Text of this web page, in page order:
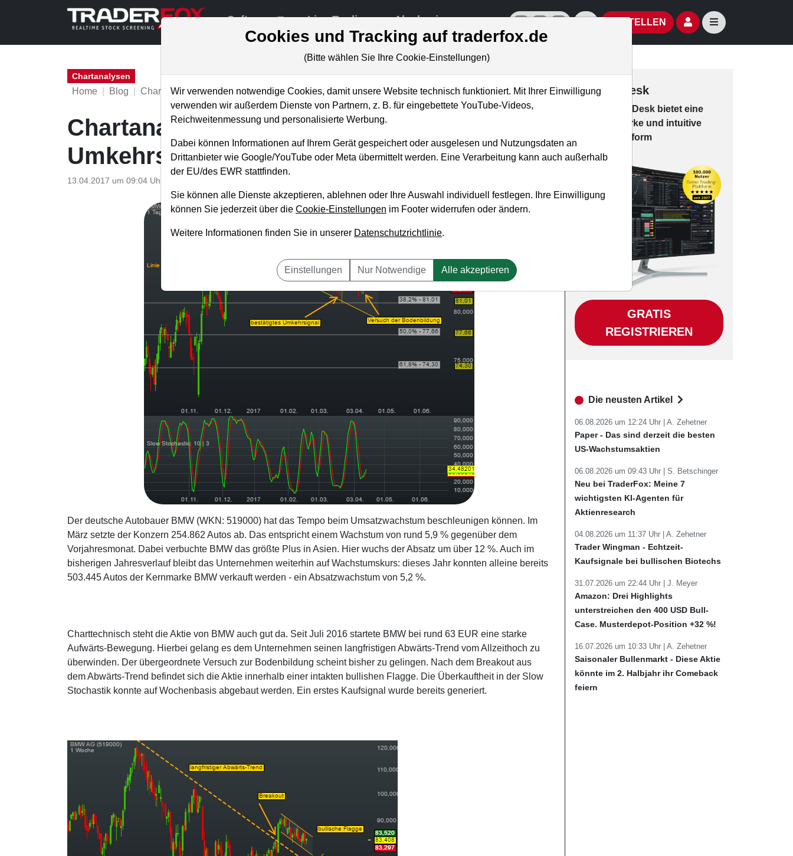
Software Live-Trading Akademie offizielle Social Media-AccountsAktien- und Artikelsuche öffnen
BESTELLEN Seitennavigation
Chartanalysen
Home Blog Chartanalysen
Chartanalyse BMW: Bestätigtes
Umkehrsignal?
13.04.2017 um 09:04 Uhr
Der deutsche Autobauer BMW (WKN: 519000) hat das Tempo beim Umsatzwachstum beschleunigen können. Im
März setzte der Konzern 254.862 Autos ab. Das entspricht einem Wachstum von rund 5,9 % gegenüber dem
Vorjahresmonat. Dabei verbuchte BMW das größte Plus in Asien. Hier wuchs der Absatz um über 12 %. Auch im
bisherigen Jahresverlauf bleibt das Unternehmen weiterhin auf Wachstumskurs: dieses Jahr konnten alleine bereits
503.445 Autos der Kernmarke BMW verkauft werden - ein Absatzwachstum von 5,2 %.
Charttechnisch steht die Aktie von BMW auch gut da. Seit Juli 2016 startete BMW bei rund 63 EUR eine starke
Aufwärts-Bewegung. Hierbei gelang es dem Unternehmen seinen langfristigen Abwärts-Trend vom Allzeithoch zu
überwinden. Der übergeordnete Versuch zur Bodenbildung scheint bisher zu gelingen. Nach dem Breakout aus
dem Abwärts-Trend befindet sich die Aktie innerhalb einer intakten bullishen Flagge. Die Überkauftheit in der Slow
Stochastik konnte auf Wochenbasis abgebaut werden. Ein erstes Kaufsignal wurde bereits generiert.
Trading-Desk
Desk bie­tet eine
leis­tungs­star­ke und in­tui­tive
Han­dels­platt­form
GRATIS
REGISTRIEREN
Die neusten Artikel
06.08.2026 um 12:24 Uhr | A. Zehetner
Paper - Das sind derzeit die besten
US-Wachstumsaktien
06.08.2026 um 09:43 Uhr | S. Betschinger
Neu bei TraderFox: Meine 7
wichtigsten KI-Agenten für
Aktienresearch
04.08.2026 um 11:37 Uhr | A. Zehetner
Trader Wingman - Echtzeit-
Kaufsignale bei bullischen Biotechs
31.07.2026 um 22:44 Uhr | J. Meyer
Amazon: Drei Highlights
unterstreichen den 400 USD Bull-
Case. Musterdepot-Position +32 %!
16.07.2026 um 10:33 Uhr | A. Zehetner
Saisonaler Bullenmarkt - Diese Aktie
könnte im 2. Halbjahr ihr Comeback
feiern
Cookies und Tracking auf traderfox.de
(Bitte wählen Sie Ihre Cookie-Einstellungen)
Wir verwenden notwendige Cookies, damit unsere Website technisch funktioniert. Mit Ihrer Einwilligung
verwenden wir außerdem Dienste von Partnern, z. B. für eingebettete YouTube-Videos,
Reichweitenmessung und personalisierte Werbung.
Dabei können Informationen auf Ihrem Gerät gespeichert oder ausgelesen und Nutzungsdaten an
Drittanbieter wie Google/YouTube oder Meta übermittelt werden. Eine Verarbeitung kann auch außerhalb
der EU/des EWR stattfinden.
Sie können alle Dienste akzeptieren, ablehnen oder Ihre Auswahl individuell festlegen. Ihre Einwilligung
können Sie jederzeit über die Cookie-Einstellungen im Footer widerrufen oder ändern.
Weitere Informationen finden Sie in unserer Datenschutzrichtlinie.
Einstellungen Nur Notwendige Alle akzeptieren